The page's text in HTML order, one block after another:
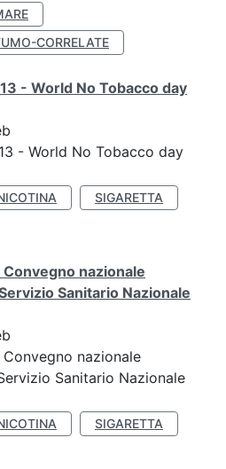
CORRELATE
- World No Tobacco day
- World No Tobacco day
SIGARETTA
Convegno nazionale
Sanitario Nazionale
nazionale
Sanitario Nazionale
SIGARETTA